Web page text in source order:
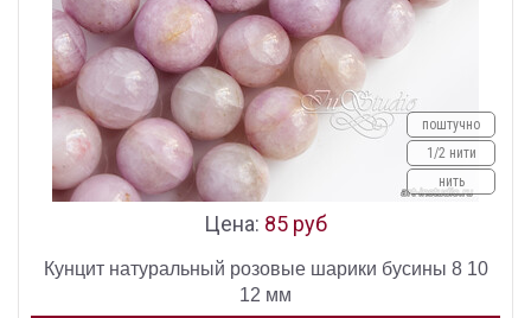
поштучно
1/2 нити
нить
Цена: 85 руб
Кунцит натуральный розовые шарики бусины 8 10
12 мм